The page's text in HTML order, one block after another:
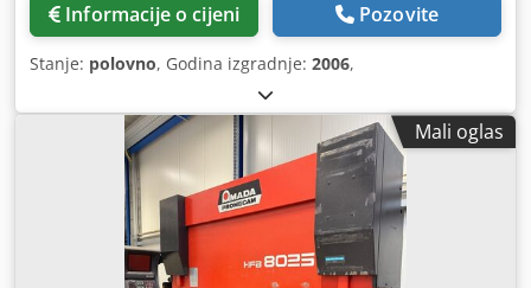
Informacije o cijeni Pozovite
Stanje: polovno, Godina izgradnje: 2006,
Mali oglas